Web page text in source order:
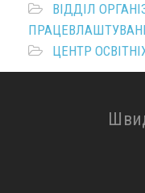
ВІДДІЛ
ЦЕНТР